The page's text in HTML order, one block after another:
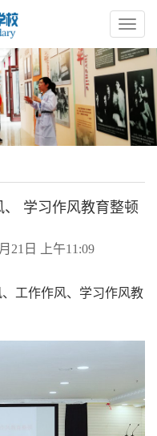
学习作风教育整顿
21日 上午11:09
工作作风、学习作风教